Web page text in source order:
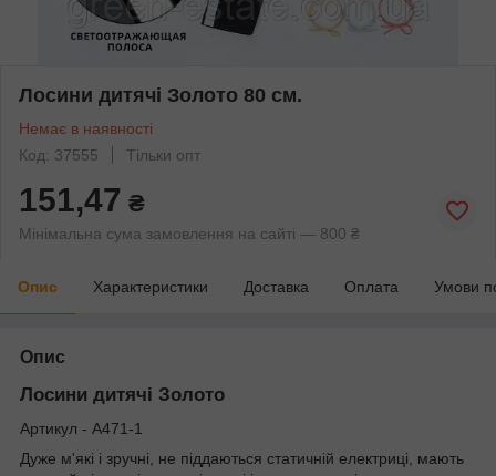
Лосини дитячі Золото 80 см.
Немає в наявності
Код: 37555
Тільки опт
151,47 ₴
Мінімальна сума замовлення на сайті — 800 ₴
Опис Характеристики Доставка Оплата Умови
Опис
Лосини дитячі Золото
Артикул - A471-1
Дуже м'які і зручні, не піддаються статичній електриці, мають